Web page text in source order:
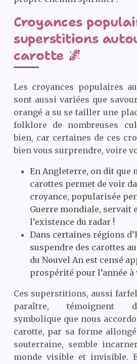
Croyances
superstitions
carotte 🌌
Les croyances populaires
sont aussi variées que
orangé a su se tailler une
folklore de nombreuses
bien, car certaines de ces
bien vous surprendre, voire
En Angleterre, on dit que
carottes permet de voir
croyance, popularisée
Guerre mondiale, servait
l’existence du radar !
Dans certaines régions
suspendre des carottes
du Nouvel An est censé
prospérité pour l’année à
Ces superstitions, aussi
paraître, témoignent
symbolique que nous
carotte, par sa forme
souterraine, semble
monde visible et invisible.